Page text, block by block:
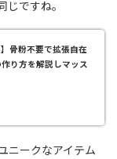
ですね。
】骨粉不要で拡張自在
り方を解説しマッス
ニークなアイテム